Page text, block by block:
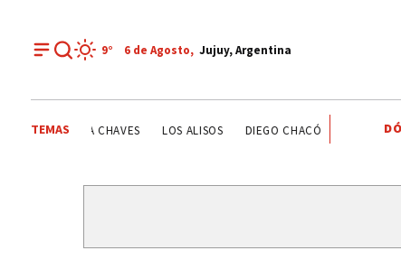
9° 6 de Agosto, Jujuy, Argentina
TEMAS ESTATALES DEPORTE RECREATIVO YAMILA CHAVES